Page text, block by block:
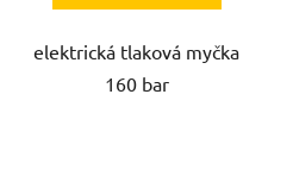
elektrická tlaková myčka
160 bar